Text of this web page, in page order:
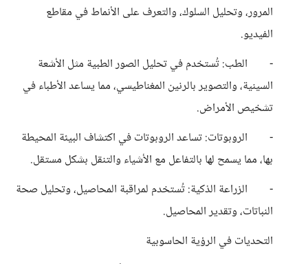
المرور، وتحليل السلوك، والتعرف على الأنماط في مقاطع
الفيديو.
- الطب: تُستخدم في تحليل الصور الطبية مثل الأشعة
السينية، والتصوير بالرنين المغناطيسي، مما يساعد الأطباء في
تشخيص الأمراض.
- الروبوتات: تساعد الروبوتات في اكتشاف البيئة المحيطة
بها، مما يسمح لها بالتفاعل مع الأشياء والتنقل بشكل مستقل.
- الزراعة الذكية: تُستخدم لمراقبة المحاصيل، وتحليل صحة
النباتات، وتقدير المحاصيل.
التحديات في الرؤية الحاسوبية